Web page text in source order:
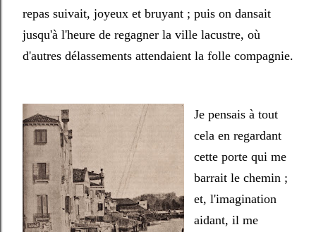
repas suivait, joyeux et bruyant ; puis on dansait
jusqu'à l'heure de regagner la ville lacustre, où
d'autres délassements attendaient la folle compagnie.
Je pensais à tout
cela en regardant
cette porte qui me
barrait le chemin ;
et, l'imagination
aidant, il me